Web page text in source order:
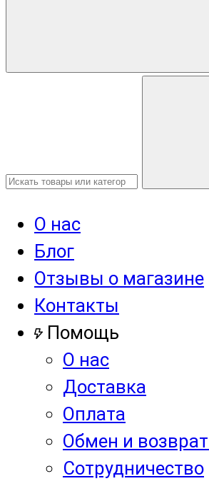
О нас
Блог
Отзывы о магазине
Контакты
Помощь
О нас
Доставка
Оплата
Обмен и
Сотрудничество